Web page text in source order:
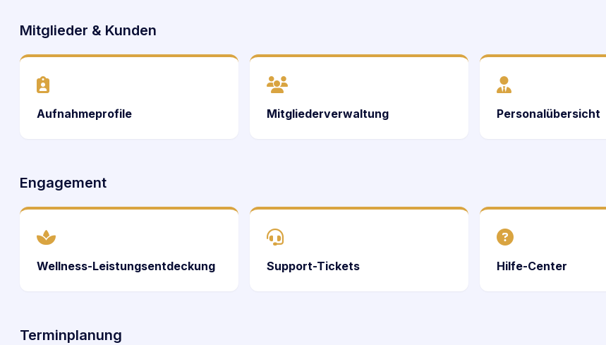
Mitglieder & Kunden
Aufnahmeprofile Mitgliederverwaltung Personalübersicht
Engagement
Wellness-Leistungsentdeckung Support-Tickets Hilfe-Center
Terminplanung